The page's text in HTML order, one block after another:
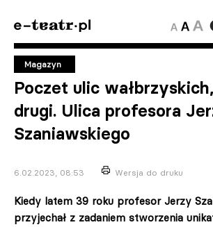
Magazyn
Poczet ulic
drugi. Ulica profesora
Szaniawskiego
6.02.2023, 08:53 Wersja do druku
Kiedy latem 39 roku profesor Jerzy
przyjechał z zadaniem stworzenia